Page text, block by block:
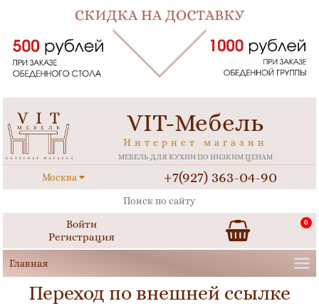
VIT-Мебель
Интернет магазин
МЕБЕЛЬ ДЛЯ КУХНИ ПО НИЗКИМ ЦЕНАМ
Москва +7(927) 363-04-90
Войти
Регистрация
0
Переход по внешней ссылке